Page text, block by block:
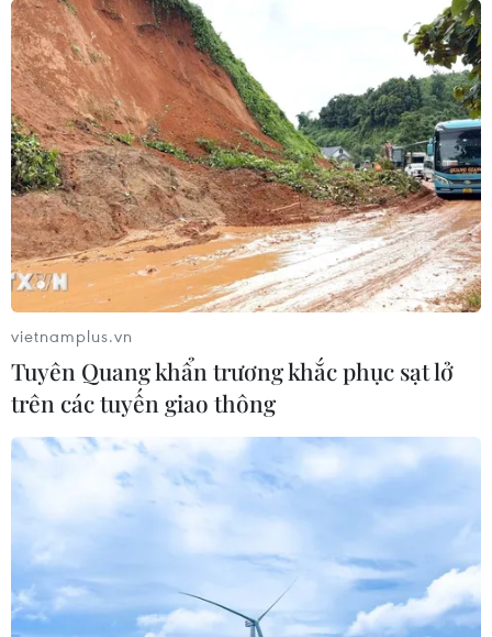
vietnamplus.vn
Tuyên Quang khẩn trương khắc phục sạt lở
trên các tuyến giao thông